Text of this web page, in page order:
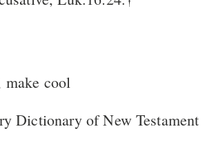
cool
Dictionary of New Testament